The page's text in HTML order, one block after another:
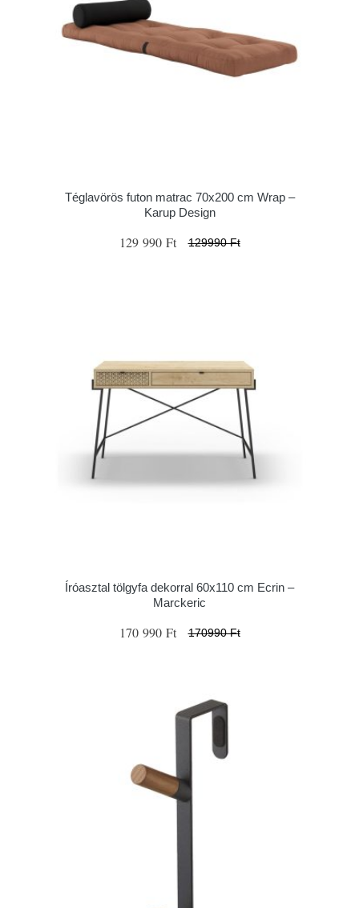
Téglavörös futon matrac 70x200 cm Wrap –
Karup Design
129 990 Ft 129990 Ft
Íróasztal tölgyfa dekorral 60x110 cm Ecrin –
Marckeric
170 990 Ft 170990 Ft